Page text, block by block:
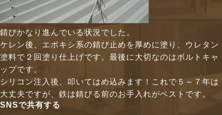
錆びかなり進んでいる状況でした。
ケレン後、エポキシ系の錆び止めを厚めに塗り、ウレタン
塗料で２回塗り仕上げです。最後に大切なのはボルトキャ
ップです。
シリコン注入後、叩いてはめ込みます！これで５～７年は
大丈夫ですが、鉄は錆びる前のお手入れがベストです。
SNSで共有する